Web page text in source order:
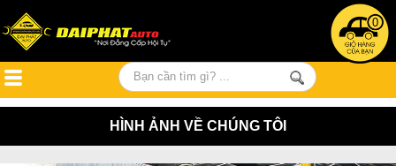
0
HÌNH ẢNH VỀ CHÚNG TÔI